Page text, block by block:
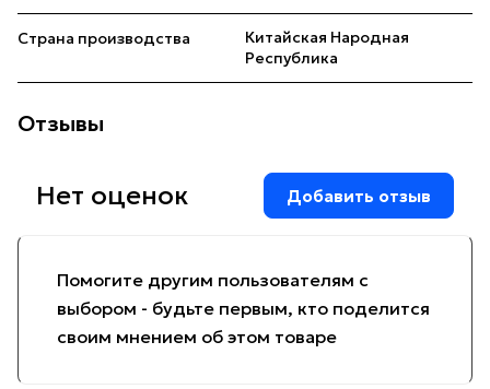
Страна производства
Китайская Народная
Республика
Отзывы
Помогите другим пользователям с
выбором - будьте первым, кто поделится
своим мнением об этом товаре
Нет оценок Добавить отзыв